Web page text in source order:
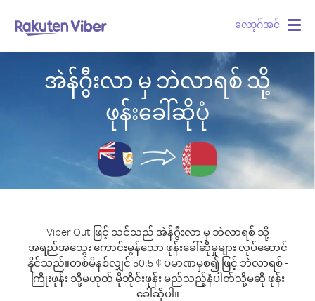
လော့ဂ်အင်
အဲန်ဂွီးလာ မှ ဘဲလာရစ် သို့
ဖုန်းခေါ်ဆိုပုံ
Viber Out ဖြင့် သင်သည် အဲန်ဂွီးလာ မှ ဘဲလာရစ် သို့
အရည်အသွေး ကောင်းမွန်သော ဖုန်းခေါ်ဆိုမှုများ လုပ်ဆောင်
နိုင်သည်။တစ်မိနစ်လျှင် 50.5 ¢ ပမာဏမှစ၍ ဖြင့် ဘဲလာရစ် -
ကြိုးဖုန်း သို့မဟုတ် မိုဘိုင်းဖုန်း မည်သည့်နံပါတ်သို့မဆို ဖုန်း
ခေါ်ဆိုပါ။